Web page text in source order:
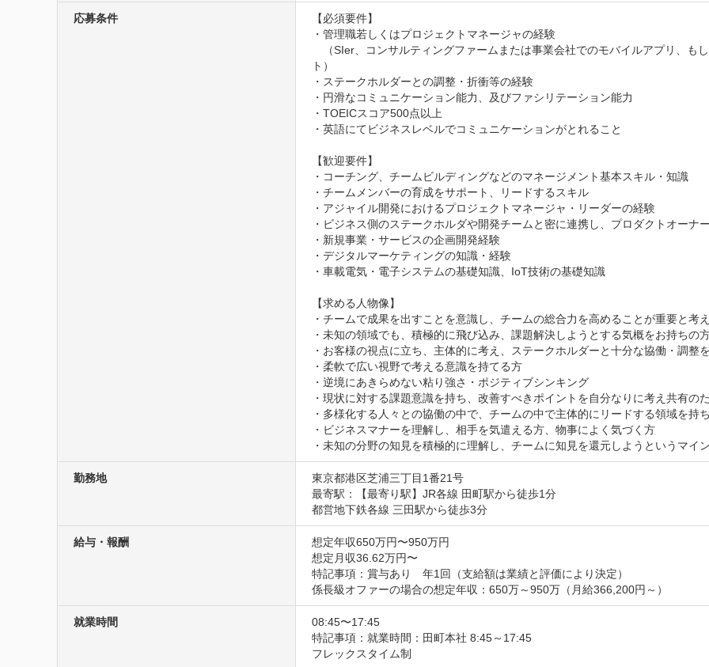
応募条件
【必須要件】
・管理職若しくはプロジェクトマネージャの経験
（SIer、コンサルティングファームまたは事業会社でのモバイルアプリ、も
ト）
・ステークホルダーとの調整・折衝等の経験
・円滑なコミュニケーション能力、及びファシリテーション能力
・TOEICスコア500点以上
・英語にてビジネスレベルでコミュニケーションがとれること
【歓迎要件】
・コーチング、チームビルディングなどのマネージメント基本スキル・知識
・チームメンバーの育成をサポート、リードするスキル
・アジャイル開発におけるプロジェクトマネージャ・リーダーの経験
・ビジネス側のステークホルダや開発チームと密に連携し、プロダクトオーナ
・新規事業・サービスの企画開発経験
・デジタルマーケティングの知識・経験
・車載電気・電子システムの基礎知識、IoT技術の基礎知識
【求める人物像】
・チームで成果を出すことを意識し、チームの総合力を高めることが重要と考
・未知の領域でも、積極的に飛び込み、課題解決しようとする気概をお持ちの
・お客様の視点に立ち、主体的に考え、ステークホルダーと十分な協働・調
・柔軟で広い視野で考える意識を持てる方
・逆境にあきらめない粘り強さ・ポジティブシンキング
・現状に対する課題意識を持ち、改善すべきポイントを自分なりに考え共有の
・多様化する人々との協働の中で、チームの中で主体的にリードする領域を持
・ビジネスマナーを理解し、相手を気遣える方、物事によく気づく方
・未知の分野の知見を積極的に理解し、チームに知見を還元しようというマイ
勤務地
東京都港区芝浦三丁目1番21号
最寄駅：【最寄り駅】JR各線 田町駅から徒歩1分
都営地下鉄各線 三田駅から徒歩3分
給与・報酬
想定年収650万円〜950万円
想定月収36.62万円〜
特記事項：賞与あり　年1回（支給額は業績と評価により決定）
係長級オファーの場合の想定年収：650万～950万（月給366,200円～）
就業時間
08:45〜17:45
特記事項：就業時間：田町本社 8:45～17:45
フレックスタイム制